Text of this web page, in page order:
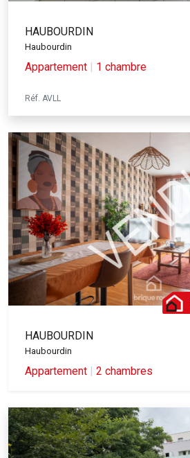
HAUBOURDIN
Haubourdin
Appartement | 1 chambre
Réf. AVLL
HAUBOURDIN
Haubourdin
Appartement | 2 chambres